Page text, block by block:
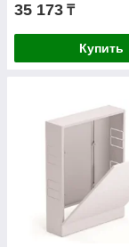
35 173 ₸
Купить